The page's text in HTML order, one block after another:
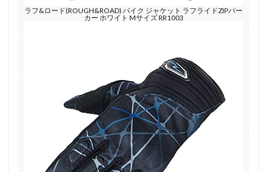
ラフ&ロード(ROUGH&ROAD) バイク ジャケット ラフライドZIPパー
カー ホワイト Mサイズ RR1003